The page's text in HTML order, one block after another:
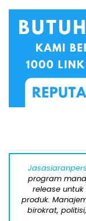
program
release
produk.
birokrat,